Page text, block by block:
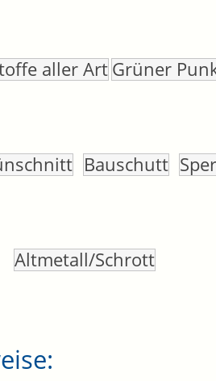
aller Art Grüner
Bauschutt
Altmetall/Schrott